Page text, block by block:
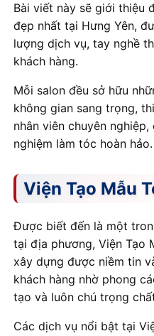
Bài viết này sẽ giới thiệu
đẹp nhất tại Hưng Yên,
lượng dịch vụ, tay nghề
khách hàng.
Mỗi salon đều sở hữu
không gian sang trọng,
nhân viên chuyên
nghiệm làm tóc hoàn hảo.
Viện Tạo Mẫu
Được biết đến là một
tại địa phương, Viện Tạo
xây dựng được niềm tin
khách hàng nhờ phong
tạo và luôn chú trọng
Các dịch vụ nổi bật tại